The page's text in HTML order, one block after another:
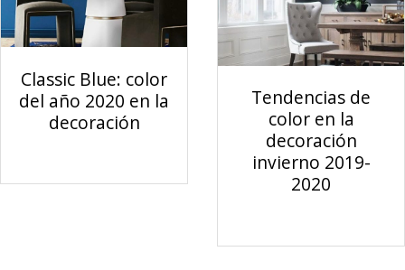
Classic Blue: color
del año 2020 en la
decoración
Tendencias de
color en la
decoración
invierno 2019-
2020